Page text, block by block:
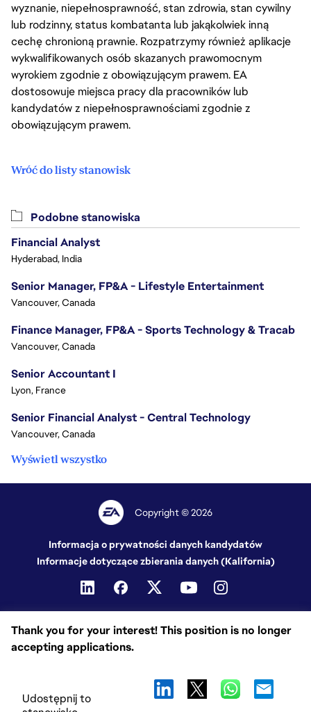
wyznanie, niepełnosprawność, stan zdrowia, stan cywilny
lub rodzinny, status kombatanta lub jakąkolwiek inną
cechę chronioną prawnie. Rozpatrzymy również aplikacje
wykwalifikowanych osób skazanych prawomocnym
wyrokiem zgodnie z obowiązującym prawem. EA
dostosowuje miejsca pracy dla pracowników lub
kandydatów z niepełnosprawnościami zgodnie z
obowiązującym prawem.
Wróć do listy stanowisk
Thank you for your interest! This position is no longer
accepting applications.
Udostępnij to
Podobne stanowiska
Financial Analyst
Hyderabad, India
Senior Manager, FP&A - Lifestyle Entertainment
Vancouver, Canada
Finance Manager, FP&A - Sports Technology & Tracab
Vancouver, Canada
Senior Accountant I
Lyon, France
Senior Financial Analyst - Central Technology
Vancouver, Canada
Wyświetl wszystko
Copyright © 2026
Informacja o prywatności danych kandydatów
Informacje dotyczące zbierania danych (Kalifornia)